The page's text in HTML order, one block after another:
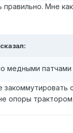
Мне
патчами
опоры